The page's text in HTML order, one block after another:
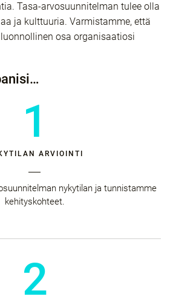
Tasa-arvosuunnitelman tulee olla
ja kulttuuria. Varmistamme, että
osa organisaatiosi
1
ARVIOINTI
nykytilan ja tunnistamme
kehityskohteet.
2